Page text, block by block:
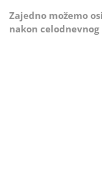
Zajedno možemo
nakon celodnevnog